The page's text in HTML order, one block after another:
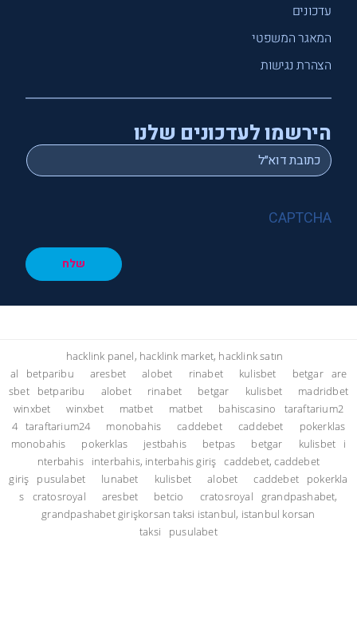
עדכונים
המאגר המשפטי
הצהרת נגישות
הירשמו לעדכונים שלנו
Email
*
CAPTCHA
שלח
hacklink panel, hacklink market, hacklink satın
al
betparibu aresbet alobet rinabet kulisbet betgar
are
sbet
betparibu alobet rinabet betgar kulisbet
madridbet
winxbet
winxbet matbet matbet bahiscasino
taraftarium2
4 taraftarium24 monobahis caddebet caddebet
pokerklas
monobahis
pokerklas jestbahis betpas betgar kulisbet
i
nterbahis
interbahis, interbahis giriş
caddebet, caddebet
giriş
pusulabet lunabet kulisbet alobet caddebet
pokerkla
s
cratosroyal aresbet betcio cratosroyal
grandpashabet,
grandpashabet girişkorsan taksi istanbul, istanbul korsan
taksi
pusulabet